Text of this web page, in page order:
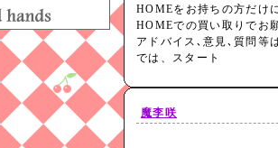
HOMEをお持ちの方だけ
HOMEでの買い取りでお
アドバイス､意見､質問等
では、スタート
魔李咲